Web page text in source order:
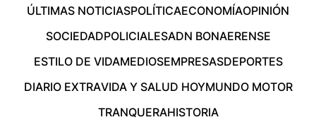
ÚLTIMAS NOTICIASPOLÍTICAECONOMÍAOPINIÓN
SOCIEDADPOLICIALESADN BONAERENSE
ESTILO DE VIDAMEDIOSEMPRESASDEPORTES
DIARIO EXTRAVIDA Y SALUD HOYMUNDO MOTOR
TRANQUERAHISTORIA